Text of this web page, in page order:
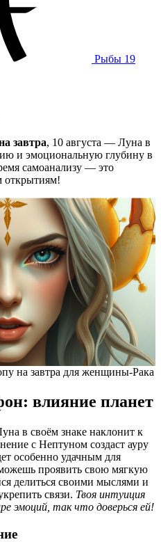
Рыбы 19
завтра, 10 августа — Луна в
и эмоциональную глубину в
самоанализу — это
открытиям!
на завтра для женщины-Рака
влияние планет
в своём знаке наклонит к
с Нептуном создаст ауру
особенно удачным для
проявить свою мягкую
делиться своими мыслями и
связи. Твоя интуиция
эмоций, так что доверься ей!